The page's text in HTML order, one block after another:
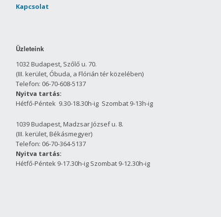
Kapcsolat
Üzleteink
1032 Budapest, Szőlő u. 70.
(III. kerület, Óbuda, a Flórián tér közelében)
Telefon: 06-70-608-5137
Nyitva tartás:
Hétfő-Péntek 9.30-18.30h-ig Szombat 9-13h-ig
1039 Budapest, Madzsar József u. 8.
(III. kerület, Békásmegyer)
Telefon: 06-70-364-5137
Nyitva tartás:
Hétfő-Péntek 9-17.30h-ig Szombat 9-12.30h-ig